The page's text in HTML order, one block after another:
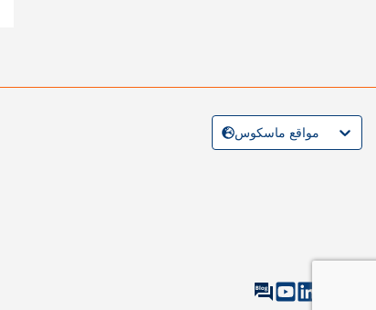
مواقع ماسكوس